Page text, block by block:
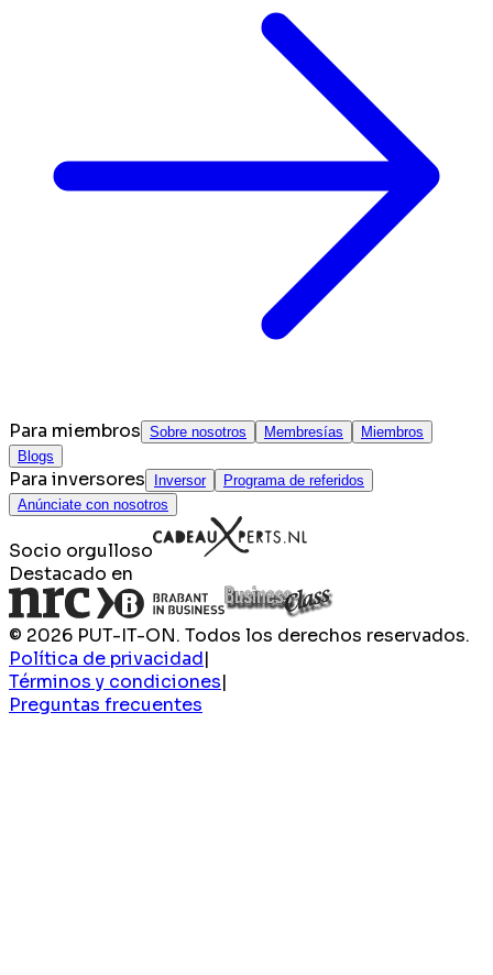
Para miembros Sobre nosotros Membresías
Miembros
Blogs
Para inversores Inversor
Programa de referidos
Anúnciate con nosotros
Socio orgulloso
Destacado en
© 2026 PUT-IT-ON. Todos los derechos reservados.
Política de privacidad|
Términos y condiciones|
Preguntas frecuentes